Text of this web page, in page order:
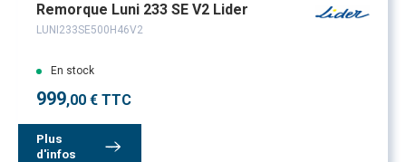
Remorque Luni 233 SE V2 Lider
LUNI233SE500H46V2
En stock
999,00 € TTC
Plus
d'infos